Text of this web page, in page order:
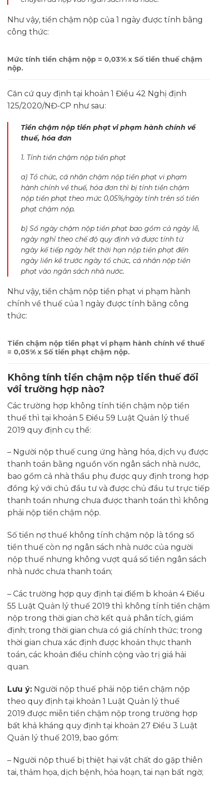
Như vậy, tiền chậm nộp của 1 ngày được tính bằng
công thức:
Mức tính tiền chậm nộp = 0,03% x Số tiền thuế chậm
nộp.
Căn cứ quy định tại khoản 1 Điều 42 Nghị định
125/2020/NĐ-CP như sau:
Tiền chậm nộp tiền phạt vi phạm hành chính về
thuế, hóa đơn
1. Tính tiền chậm nộp tiền phạt
a) Tổ chức, cá nhân chậm nộp tiền phạt vi phạm
hành chính về thuế, hóa đơn thì bị tính tiền chậm
nộp tiền phạt theo mức 0,05%/ngày tính trên số tiền
phạt chậm nộp.
b) Số ngày chậm nộp tiền phạt bao gồm cả ngày lễ,
ngày nghỉ theo chế độ quy định và được tính từ
ngày kế tiếp ngày hết thời hạn nộp tiền phạt đến
ngày liền kề trước ngày tổ chức, cá nhân nộp tiền
phạt vào ngân sách nhà nước.
Như vậy, tiền chậm nộp tiền phạt vi phạm hành
chính về thuế của 1 ngày được tính bằng công
thức:
Tiền chậm nộp tiền phạt vi phạm hành chính về thuế
= 0,05% x Số tiền phạt chậm nộp.
Không tính tiền chậm nộp tiền thuế đối
với trường hợp nào?
Các trường hợp không tính tiền chậm nộp tiền
thuế thì tại khoản 5 Điều 59 Luật Quản lý thuế
2019 quy định cụ thể:
– Người nộp thuế cung ứng hàng hóa, dịch vụ được
thanh toán bằng nguồn vốn ngân sách nhà nước,
bao gồm cả nhà thầu phụ được quy định trong hợp
đồng ký với chủ đầu tư và được chủ đầu tư trực tiếp
thanh toán nhưng chưa được thanh toán thì không
phải nộp tiền chậm nộp.
Số tiền nợ thuế không tính chậm nộp là tổng số
tiền thuế còn nợ ngân sách nhà nước của người
nộp thuế nhưng không vượt quá số tiền ngân sách
nhà nước chưa thanh toán;
– Các trường hợp quy định tại điểm b khoản 4 Điều
55 Luật Quản lý thuế 2019 thì không tính tiền chậm
nộp trong thời gian chờ kết quả phân tích, giám
định; trong thời gian chưa có giá chính thức; trong
thời gian chưa xác định được khoản thực thanh
toán, các khoản điều chỉnh cộng vào trị giá hải
quan.
Lưu ý: Người nộp thuế phải nộp tiền chậm nộp
theo quy định tại khoản 1 Luật Quản lý thuế
2019 được miễn tiền chậm nộp trong trường hợp
bất khả kháng quy định tại khoản 27 Điều 3 Luật
Quản lý thuế 2019, bao gồm:
– Người nộp thuế bị thiệt hại vật chất do gặp thiên
tai, thảm họa, dịch bệnh, hỏa hoạn, tai nạn bất ngờ;